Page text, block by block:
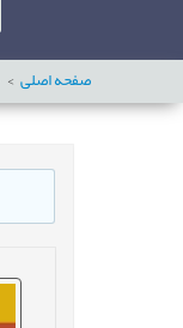
صفحه اصلی